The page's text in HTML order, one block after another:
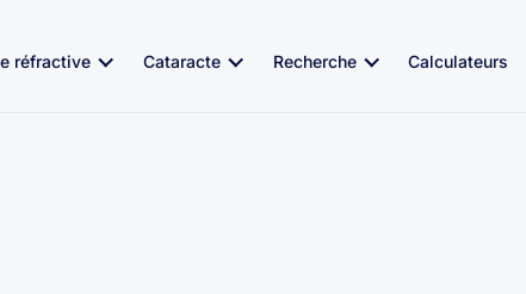
réfractive Cataracte Recherche Calculateurs